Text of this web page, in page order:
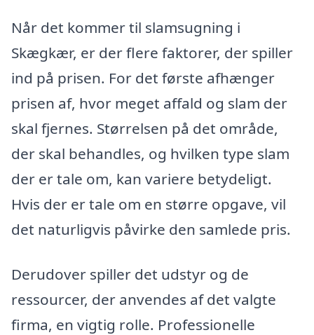
Når det kommer til slamsugning i
Skægkær, er der flere faktorer, der spiller
ind på prisen. For det første afhænger
prisen af, hvor meget affald og slam der
skal fjernes. Størrelsen på det område,
der skal behandles, og hvilken type slam
der er tale om, kan variere betydeligt.
Hvis der er tale om en større opgave, vil
det naturligvis påvirke den samlede pris.
Derudover spiller det udstyr og de
ressourcer, der anvendes af det valgte
firma, en vigtig rolle. Professionelle